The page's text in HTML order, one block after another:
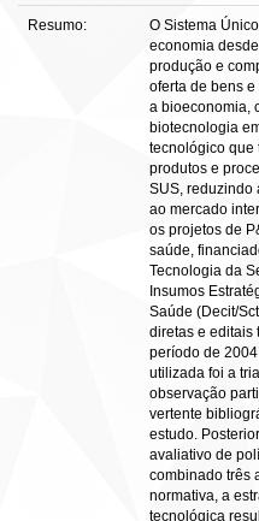
Resumo:
O Sistema
economia
produção e
oferta de bens
a bioeconomia,
biotecnologia
tecnológico que
produtos e
SUS, reduzindo
ao mercado
os projetos de
saúde,
Tecnologia da
Insumos
Saúde (Decit/
diretas e editais
período de
utilizada foi a
observação
vertente
estudo.
avaliativo de
combinado três
normativa, a
tecnológica